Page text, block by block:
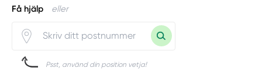
Få hjälp eller
Psst, använd din position vetja!